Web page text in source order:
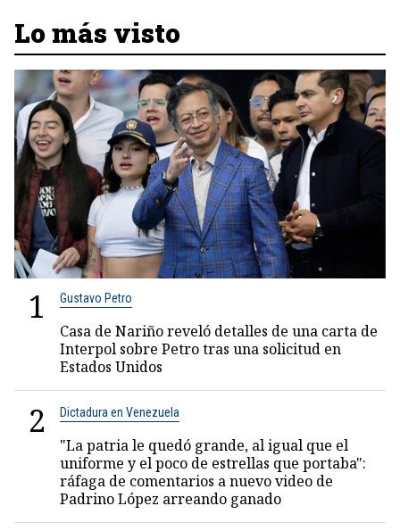
Lo más visto
1 Gustavo Petro
Casa de Nariño reveló detalles de una carta de
Interpol sobre Petro tras una solicitud en
Estados Unidos
2 Dictadura en Venezuela
"La patria le quedó grande, al igual que el
uniforme y el poco de estrellas que portaba":
ráfaga de comentarios a nuevo video de
Padrino López arreando ganado